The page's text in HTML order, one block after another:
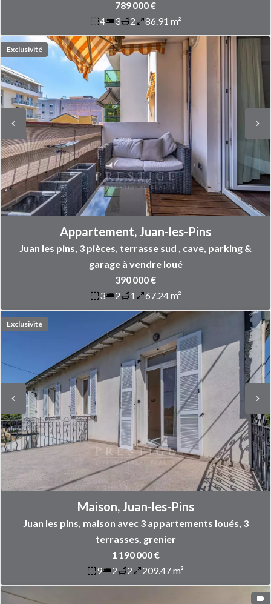
789 000 €
4
3 2 86.91 m²
Exclusivité
Appartement, Juan-les-Pins
Juan les pins, 3 pièces, terrasse sud , cave, parking &
garage à vendre loué
390 000 €
3
2 1 67.24 m²
Exclusivité
Maison, Juan-les-Pins
Juan les pins, maison avec 3 appartements loués, 3
terrasses, grenier
1 190 000 €
9
2 2 209.47 m²